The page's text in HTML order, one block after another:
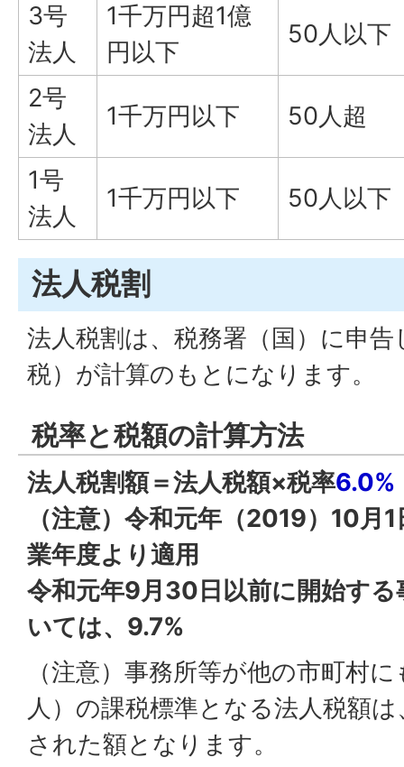
3号
法人
1千万円超1億
円以下
50人以下
2号
法人
1千万円以下 50人超
1号
法人
1千万円以下 50人以下
法人税割
法人税割は、税務署（国）に申
税）が計算のもとになります。
税率と税額の計算方法
法人税割額＝法人税額×税率6.0%
（注意）令和元年（2019）10月
業年度より適用
令和元年9月30日以前に開始する
いては、9.7%
（注意）事務所等が他の市町村
人）の課税標準となる法人税額
された額となります。